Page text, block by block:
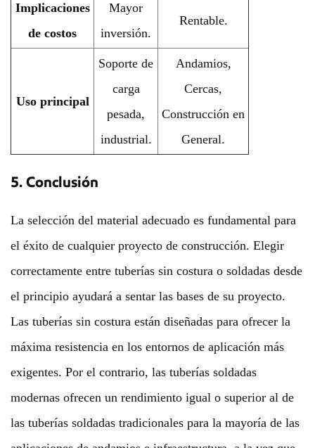
Implicaciones
de costos
Mayor
inversión.
Rentable.
Uso principal
Soporte de
carga
pesada,
industrial.
Andamios,
Cercas,
Construcción en
General.
5. Conclusión
La selección del material adecuado es fundamental para
el éxito de cualquier proyecto de construcción. Elegir
correctamente entre tuberías sin costura o soldadas desde
el principio ayudará a sentar las bases de su proyecto.
Las tuberías sin costura están diseñadas para ofrecer la
máxima resistencia en los entornos de aplicación más
exigentes. Por el contrario, las tuberías soldadas
modernas ofrecen un rendimiento igual o superior al de
las tuberías soldadas tradicionales para la mayoría de las